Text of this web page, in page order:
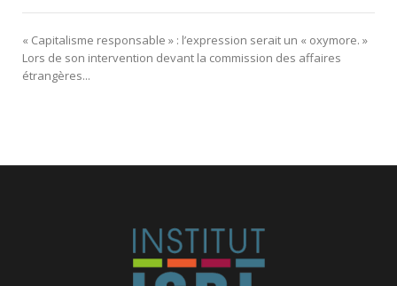
« Capitalisme responsable » : l’expression serait un « oxymore. »
Lors de son intervention devant la commission des affaires
étrangères...